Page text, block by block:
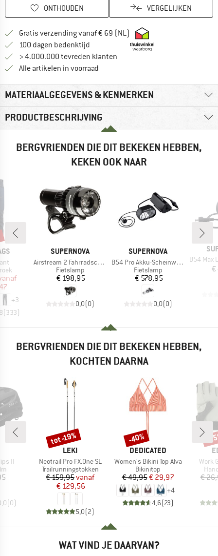
ONTHOUDEN VERGELIJKEN
Gratis verzending vanaf € 69 (NL) Vind hier de
100 dagen bedenktijd Vind de betalingsinformatie hier!
> 4.000.000 tevreden klanten
Alle artikelen in voorraad
MATERIAALGEGEVENS & KENMERKEN
PRODUCTBESCHRIJVING
BERGVRIENDEN DIE DIT BEKEKEN HEBBEN,
KEKEN OOK NAAR
prijs
+3
(333)
MERK
SUPERNOVA
Artikel
Airstream 2 Fahrradscheinwerfer
Productgroep
Fietslamp
Prijs
€ 198,95
0,0(0)
MERK
SUPERNOVA
Artikel
B54 Pro Akku-Scheinwerfer Set
Productgroep
Fietslamp
Prijs
€ 578,95
0,0(0)
Artikel
B54 Max
€
BERGVRIENDEN DIE DIT BEKEKEN HEBBEN,
KOCHTEN DAARNA
II
(0)
MERK
LEKI
Artikel
Neotrail Pro FX.One SL
Productgroep
Trailrunningstokken
Prijs
€ 159,95Verlaagde prijs
vanaf
€ 129,56
5,0(2)
Korting
tot -19%
MERK
DEDICATED
Artikel
Women's Bikini Top Alva
Productgroep
Bikinitop
Prijs
€ 49,95Verlaagde prijs
€ 29,97
+4
4,6(23)
Korting
-40%
Artikel
Work
€
-
WAT VIND JE DAARVAN?